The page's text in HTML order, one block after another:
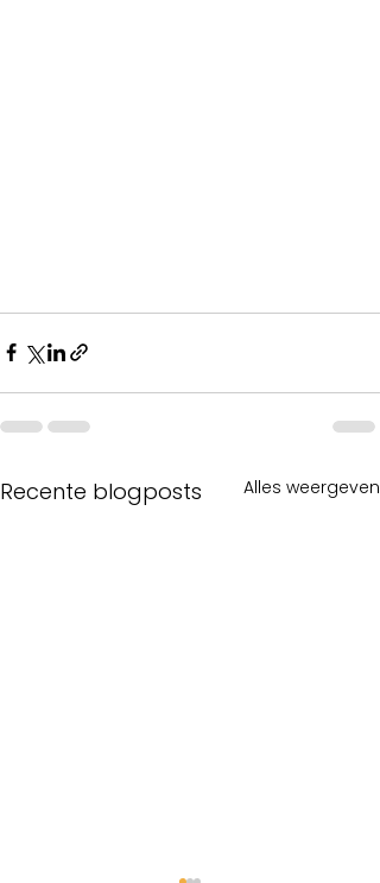
Recente blogposts Alles weergeven